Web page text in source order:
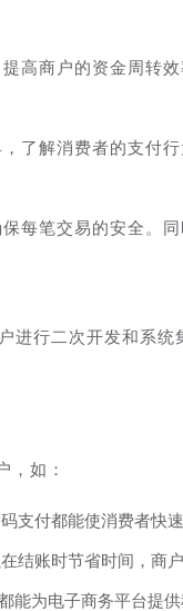
高商户的资金周转
了解消费者的支付
每笔交易的安全。
进行二次开发和系
，如：
支付都能使消费者快
结账时节省时间，商
能为电子商务平台提